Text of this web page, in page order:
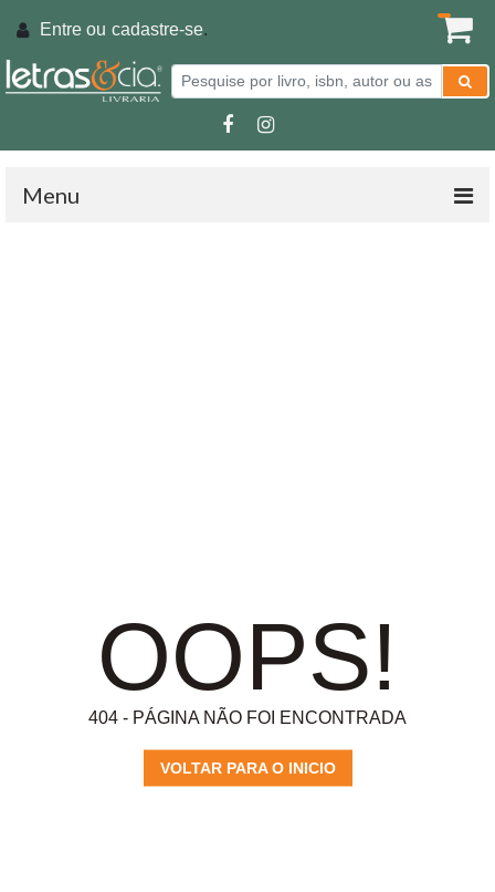
Entre ou cadastre-se.
Menu
OOPS!
404 - PÁGINA NÃO FOI ENCONTRADA
VOLTAR PARA O INICIO